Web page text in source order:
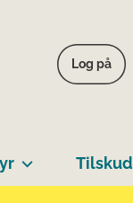
Log på
Tilskud